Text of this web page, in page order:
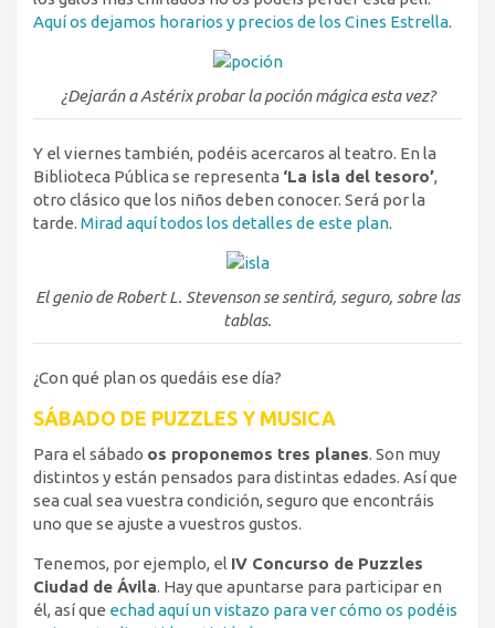
Aquí os dejamos horarios y precios de los Cines Estrella.
¿Dejarán a Astérix probar la poción mágica esta vez?
Y el viernes también, podéis acercaros al teatro. En la
Biblioteca Pública se representa ‘La isla del tesoro’,
otro clásico que los niños deben conocer. Será por la
tarde. Mirad aquí todos los detalles de este plan.
El genio de Robert L. Stevenson se sentirá, seguro, sobre las
tablas.
¿Con qué plan os quedáis ese día?
SÁBADO DE PUZZLES Y MUSICA
Para el sábado os proponemos tres planes. Son muy
distintos y están pensados para distintas edades. Así que
sea cual sea vuestra condición, seguro que encontráis
uno que se ajuste a vuestros gustos.
Tenemos, por ejemplo, el IV Concurso de Puzzles
Ciudad de Ávila. Hay que apuntarse para participar en
él, así que echad aquí un vistazo para ver cómo os podéis